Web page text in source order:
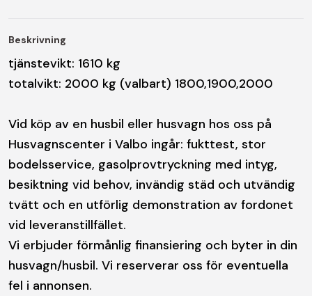
Beskrivning
tjänstevikt: 1610 kg
totalvikt: 2000 kg (valbart) 1800,1900,2000
Vid köp av en husbil eller husvagn hos oss på
Husvagnscenter i Valbo ingår: fukttest, stor
bodelsservice, gasolprovtryckning med intyg,
besiktning vid behov, invändig städ och utvändig
tvätt och en utförlig demonstration av fordonet
vid leveranstillfället.
Vi erbjuder förmånlig finansiering och byter in din
husvagn/husbil. Vi reserverar oss för eventuella
fel i annonsen.